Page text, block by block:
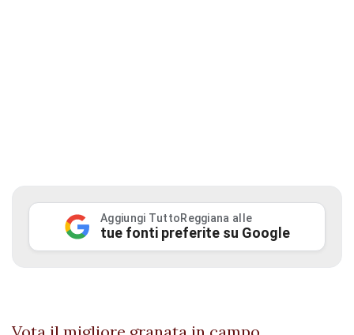
Aggiungi TuttoReggiana alle
tue fonti preferite su Google